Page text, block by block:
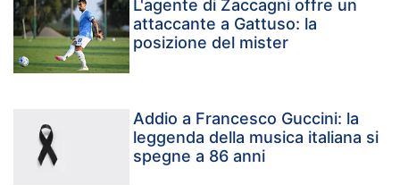
L'agente di Zaccagni offre un
attaccante a Gattuso: la
posizione del mister
Addio a Francesco Guccini: la
leggenda della musica italiana si
spegne a 86 anni